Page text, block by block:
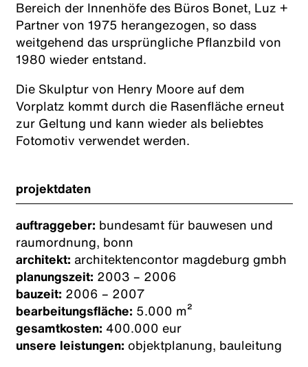
Bereich der Innenhöfe des Büros Bonet, Luz +
Partner von 1975 herangezogen, so dass
weitgehend das ursprüngliche Pflanzbild von
1980 wieder entstand.
Die Skulptur von Henry Moore auf dem
Vorplatz kommt durch die Rasenfläche erneut
zur Geltung und kann wieder als beliebtes
Fotomotiv verwendet werden.
projektdaten
auftraggeber: bundesamt für bauwesen und
raumordnung, bonn
architekt: architektencontor magdeburg gmbh
planungszeit: 2003 – 2006
bauzeit: 2006 – 2007
bearbeitungsfläche: 5.000 m²
gesamtkosten: 400.000 eur
unsere leistungen: objektplanung, bauleitung